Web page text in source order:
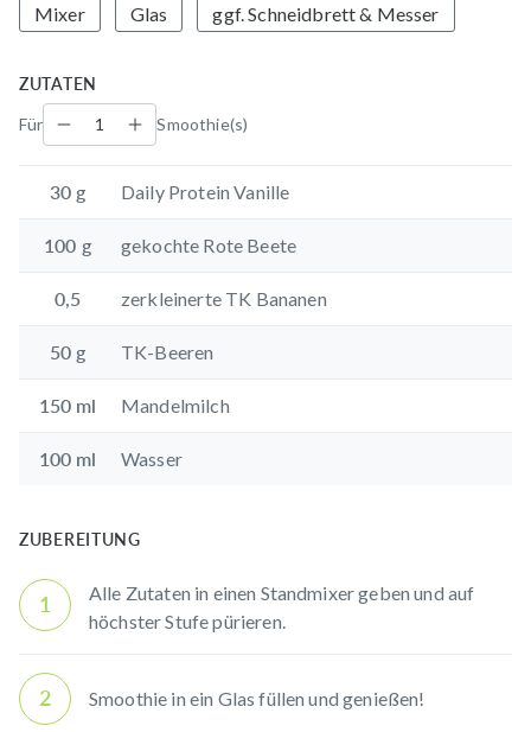
Mixer Glas ggf. Schneidbrett & Messer
ZUTATEN
Für
Smoothie(s)
30 g Daily Protein Vanille
100 g gekochte Rote Beete
0,5 zerkleinerte TK Bananen
50 g TK-Beeren
150 ml Mandelmilch
100 ml Wasser
ZUBEREITUNG
1
Alle Zutaten in einen Standmixer geben und auf
höchster Stufe pürieren.
2 Smoothie in ein Glas füllen und genießen!